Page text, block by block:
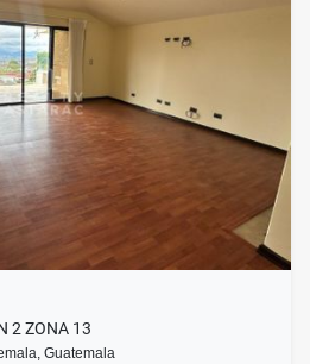
2 ZONA 13
Guatemala